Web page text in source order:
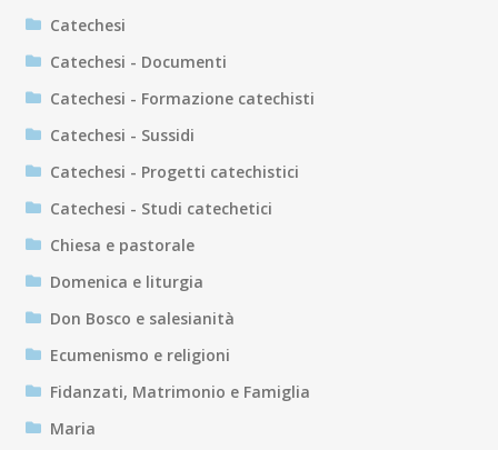
Catechesi
Catechesi - Documenti
Catechesi - Formazione catechisti
Catechesi - Sussidi
Catechesi - Progetti catechistici
Catechesi - Studi catechetici
Chiesa e pastorale
Domenica e liturgia
Don Bosco e salesianità
Ecumenismo e religioni
Fidanzati, Matrimonio e Famiglia
Maria